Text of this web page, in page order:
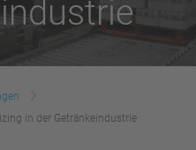
in der Getränkeindustrie